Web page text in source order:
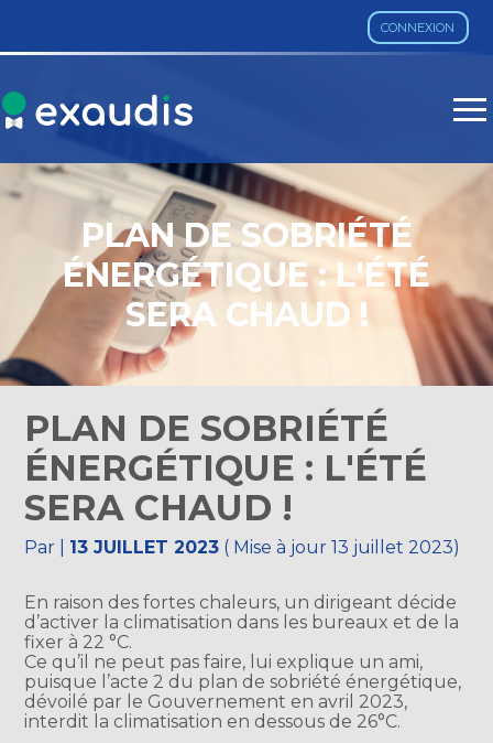
CONNEXION
Aller
PLAN DE SOBRIÉTÉ
ÉNERGÉTIQUE : L'ÉTÉ
SERA CHAUD !
PLAN DE SOBRIÉTÉ
ÉNERGÉTIQUE : L'ÉTÉ
SERA CHAUD !
Par 13 JUILLET 2023 ( Mise à jour 13 juillet 2023)
En raison des fortes chaleurs, un dirigeant décide
d’activer la climatisation dans les bureaux et de la
fixer à 22 °C.
Ce qu’il ne peut pas faire, lui explique un ami,
puisque l’acte 2 du plan de sobriété énergétique,
dévoilé par le Gouvernement en avril 2023,
interdit la climatisation en dessous de 26°C.